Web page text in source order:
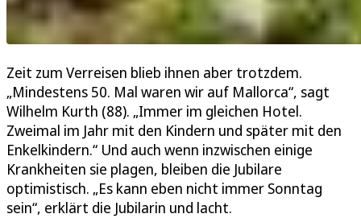
Zeit zum Verreisen blieb ihnen aber trotzdem.
„Mindestens 50. Mal waren wir auf Mallorca“, sagt
Wilhelm Kurth (88). „Immer im gleichen Hotel.
Zweimal im Jahr mit den Kindern und später mit den
Enkelkindern.“ Und auch wenn inzwischen einige
Krankheiten sie plagen, bleiben die Jubilare
optimistisch. „Es kann eben nicht immer Sonntag
sein“, erklärt die Jubilarin und lacht.